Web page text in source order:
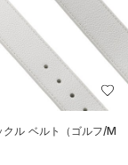
クル ベルト（ゴルフ/M